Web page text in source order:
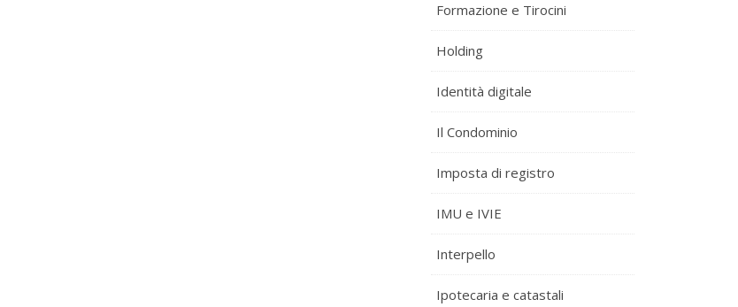
Formazione e Tirocini
Holding
Identità digitale
Il Condominio
Imposta di registro
IMU e IVIE
Interpello
Ipotecaria e catastali